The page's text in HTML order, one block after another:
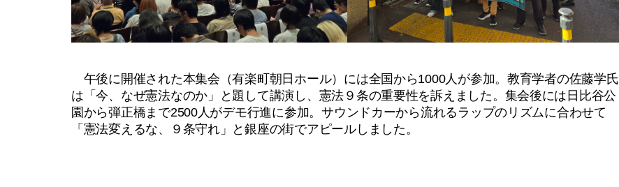
午後に開催された本集会（有楽町朝日ホール）には全国から1000人が参加。教育学者の佐藤学氏
は「今、なぜ憲法なのか」と題して講演し、憲法９条の重要性を訴えました。集会後には日比谷公
園から弾正橋まで2500人がデモ行進に参加。サウンドカーから流れるラップのリズムに合わせて
「憲法変えるな、９条守れ」と銀座の街でアピールしました。